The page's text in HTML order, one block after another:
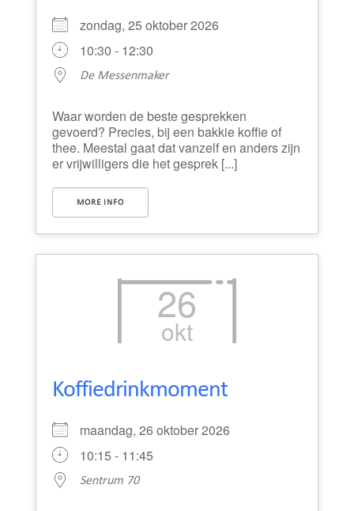
zondag, 25 oktober 2026
10:30 - 12:30
De Messenmaker
Waar worden de beste gesprekken
gevoerd? Precies, bij een bakkie koffie of
thee. Meestal gaat dat vanzelf en anders zijn
er vrijwilligers die het gesprek [...]
MORE INFO
26
okt
Koffiedrinkmoment
maandag, 26 oktober 2026
10:15 - 11:45
Sentrum 70